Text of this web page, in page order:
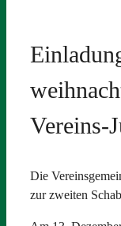
Vereins-
Die
zur zweiten